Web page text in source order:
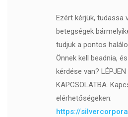
Ezért kérjük, tudassa
betegségek
tudjuk a pontos
Önnek kell beadnia,
kérdése van? LÉPJEN
KAPCSOLATBA.
elérhetőségeken:
https://